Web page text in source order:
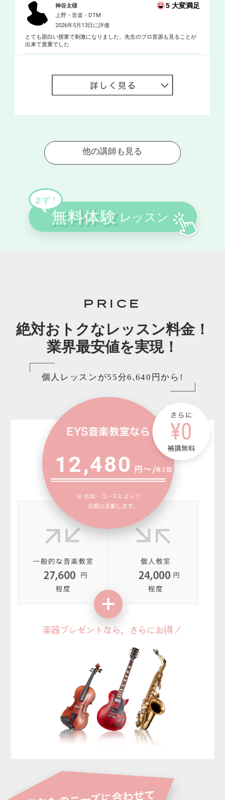
神谷太様 5 大変満足
上野・音楽・DTM
2026年5月13日に評価
とても面白い授業で刺激になりました。先生のプロ音源も見ることが
出来て貴重でした
PRICE
絶対おトクなレッスン料金！
業界最安値を実現！
個人レッスンが55分6,640円から!
12,480